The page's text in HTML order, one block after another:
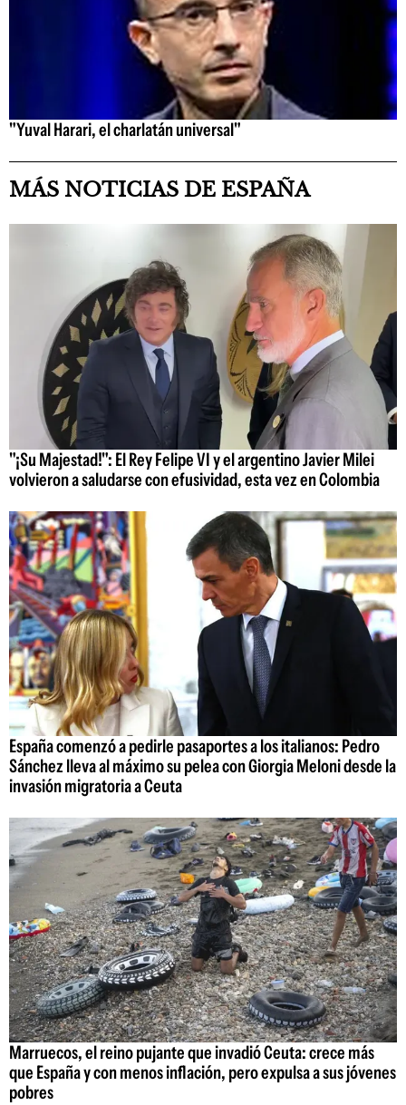
"Yuval Harari, el charlatán universal"
MÁS NOTICIAS DE ESPAÑA
"¡Su Majestad!": El Rey Felipe VI y el argentino Javier Milei
volvieron a saludarse con efusividad, esta vez en Colombia
España comenzó a pedirle pasaportes a los italianos: Pedro
Sánchez lleva al máximo su pelea con Giorgia Meloni desde la
invasión migratoria a Ceuta
Marruecos, el reino pujante que invadió Ceuta: crece más
que España y con menos inflación, pero expulsa a sus jóvenes
pobres